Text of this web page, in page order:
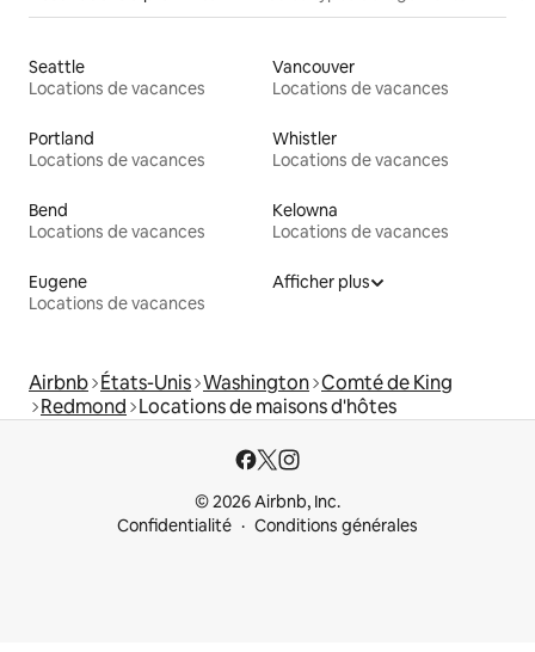
Seattle
Locations de vacances
Vancouver
Locations de vacances
Portland
Locations de vacances
Whistler
Locations de vacances
Bend
Locations de vacances
Kelowna
Locations de vacances
Eugene
Locations de vacances
Afficher plus
Airbnb États-Unis Washington Comté de King
Redmond Locations de maisons d'hôtes
© 2026 Airbnb, Inc.
Confidentialité
Conditions générales